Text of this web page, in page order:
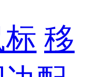
标 移